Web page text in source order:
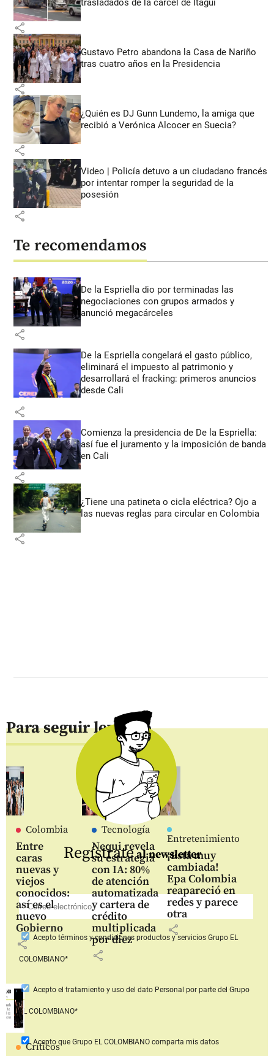
trasladados de la cárcel de Itagüí
share
Gustavo Petro abandona la Casa de Nariño
tras cuatro años en la Presidencia
share
¿Quién es DJ Gunn Lundemo, la amiga que
recibió a Verónica Alcocer en Suecia?
share
Video | Policía detuvo a un ciudadano francés
por intentar romper la seguridad de la
posesión
share
Te recomendamos
De la Espriella dio por terminadas las
negociaciones con grupos armados y
anunció megacárceles
share
De la Espriella congelará el gasto público,
eliminará el impuesto al patrimonio y
desarrollará el fracking: primeros anuncios
desde Cali
share
Comienza la presidencia de De la Espriella:
así fue el juramento y la imposición de banda
en Cali
share
¿Tiene una patineta o cicla eléctrica? Ojo a
las nuevas reglas para circular en Colombia
share
Para seguir leyendo
Colombia
Entre
caras
nuevas y
viejos
conocidos:
así es el
nuevo
Gobierno
share
Tecnología
Nequi revela
su estrategia
con IA: 80%
de atención
automatizada
y cartera de
crédito
multiplicada
por diez
share
Entretenimiento
¡Está muy
cambiada!
Epa Colombia
reapareció en
redes y parece
otra
share
Críticos
Regístrateal newsletter
Aceptotérminos y condiciones productos y serviciosGrupo EL
COLOMBIANO*
Acepto el tratamiento y uso del dato Personal por parte del Grupo
EL COLOMBIANO*
Acepto que Grupo EL COLOMBIANOcomparta mis datos